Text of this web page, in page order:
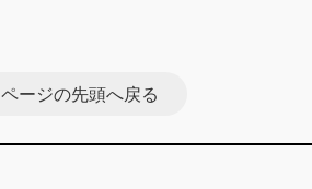
ページの先頭へ戻る